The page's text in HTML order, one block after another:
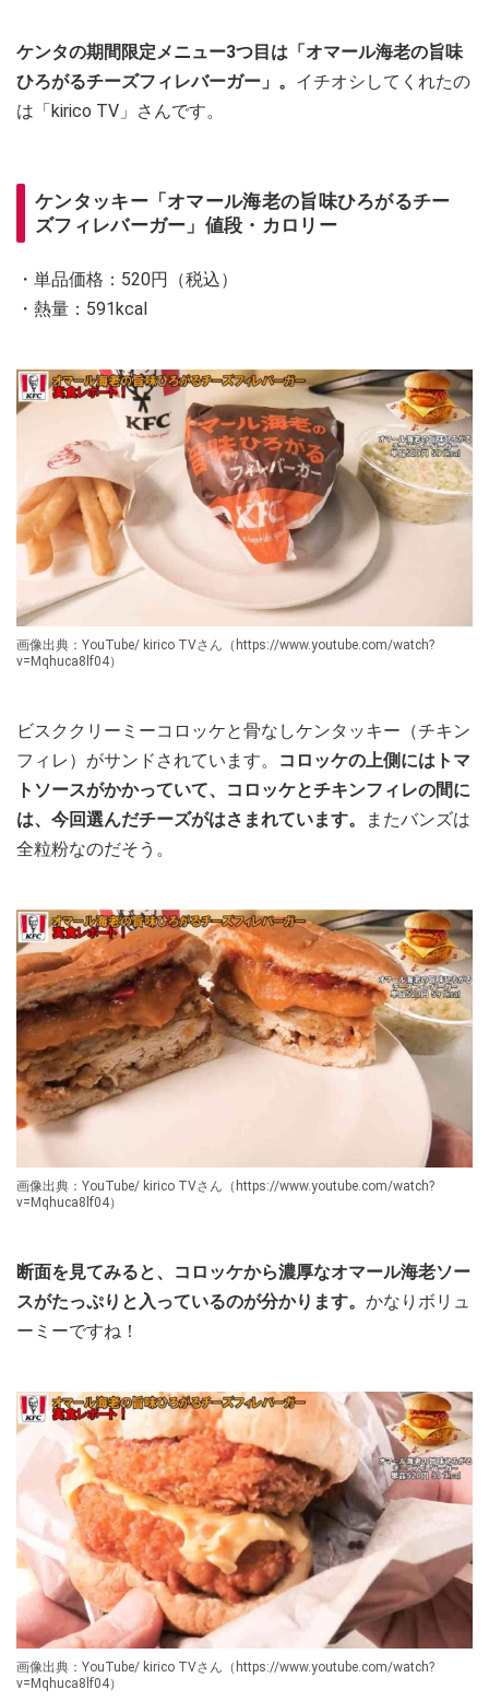
ケンタの期間限定メニュー3つ目は「オマール海老の旨味
ひろがるチーズフィレバーガー」。 イチオシしてくれたの
は「kirico TV」さんです。
ケンタッキー「オマール海老の旨味ひろがるチー
ズフィレバーガー」値段・カロリー
・単品価格：520円（税込）
・熱量：591kcal
画像出典：YouTube/ kirico TVさん（https://www.youtube.com/watch?
v=Mqhuca8lf04）
ビスククリーミーコロッケと骨なしケンタッキー（チキン
フィレ）がサンドされています。
コロッケの上側にはトマ
トソースがかかっていて、コロッケとチキンフィレの間に
は、今回選んだチーズがはさまれています。
またバンズは
全粒粉なのだそう。
画像出典：YouTube/ kirico TVさん（https://www.youtube.com/watch?
v=Mqhuca8lf04）
断面を見てみると、コロッケから濃厚なオマール海老ソー
スがたっぷりと入っているのが分かります。 かなりボリュ
ーミーですね！
画像出典：YouTube/ kirico TVさん（https://www.youtube.com/watch?
v=Mqhuca8lf04）